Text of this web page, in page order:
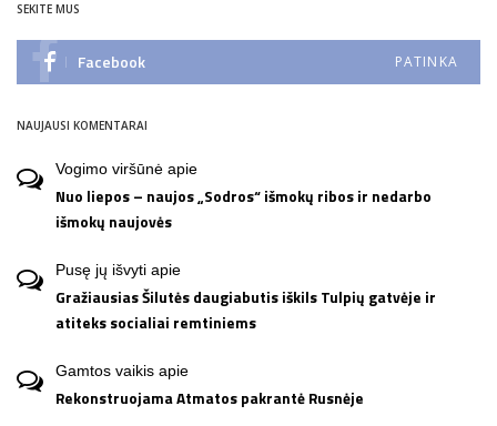
SEKITE MUS
Facebook PATINKA
NAUJAUSI KOMENTARAI
Vogimo viršūnė apie
Nuo liepos – naujos „Sodros“ išmokų ribos ir nedarbo
išmokų naujovės
Pusę jų išvyti apie
Gražiausias Šilutės daugiabutis iškils Tulpių gatvėje ir
atiteks socialiai remtiniems
Gamtos vaikis apie
Rekonstruojama Atmatos pakrantė Rusnėje